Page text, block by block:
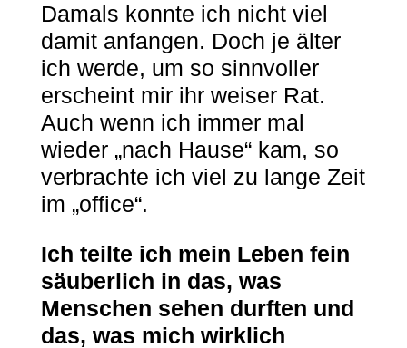
Damals konnte ich nicht viel
damit anfangen. Doch je älter
ich werde, um so sinnvoller
erscheint mir ihr weiser Rat.
Auch wenn ich immer mal
wieder „nach Hause“ kam, so
verbrachte ich viel zu lange Zeit
im „office“.
Ich teilte ich mein Leben fein
säuberlich in das, was
Menschen sehen durften und
das, was mich wirklich